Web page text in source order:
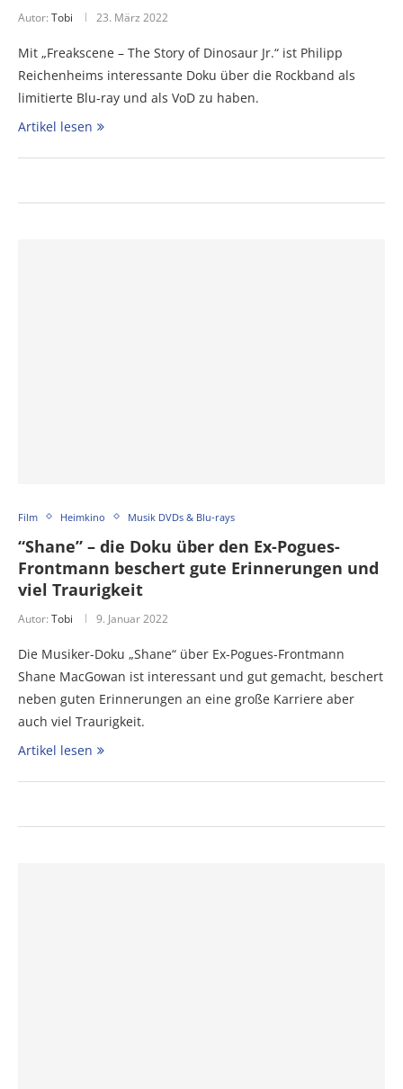
Autor: Tobi 23. März 2022
Mit „Freakscene – The Story of Dinosaur Jr.“ ist Philipp
Reichenheims interessante Doku über die Rockband als
limitierte Blu-ray und als VoD zu haben.
Artikel lesen
Film Heimkino Musik DVDs & Blu-rays
“Shane” – die Doku über den Ex-Pogues-
Frontmann beschert gute Erinnerungen und
viel Traurigkeit
Autor: Tobi 9. Januar 2022
Die Musiker-Doku „Shane“ über Ex-Pogues-Frontmann
Shane MacGowan ist interessant und gut gemacht, beschert
neben guten Erinnerungen an eine große Karriere aber
auch viel Traurigkeit.
Artikel lesen